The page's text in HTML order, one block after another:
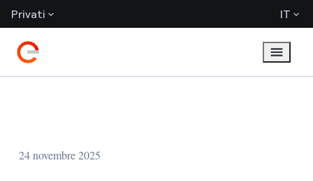
Privati IT
24 novembre 2025